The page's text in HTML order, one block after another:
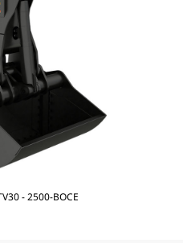
- 2500-BOCE